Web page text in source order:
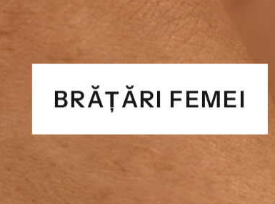
BRĂȚĂRI FEMEI